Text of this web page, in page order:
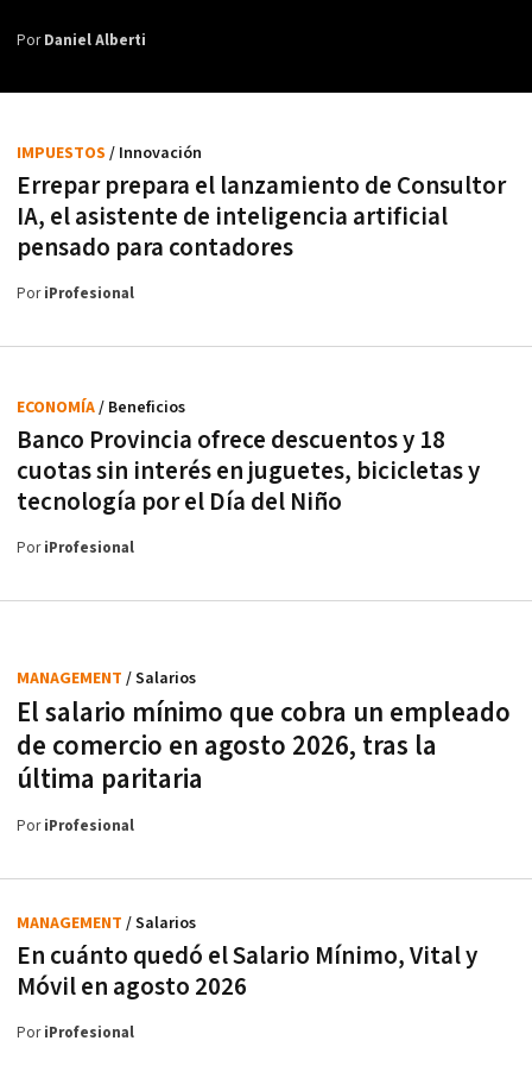
PorDaniel Alberti
Errepar prepara el lanzamiento de Consultor
IA, el asistente de inteligencia artificial
pensado para contadores
IMPUESTOS / Innovación
PoriProfesional
Banco Provincia ofrece descuentos y 18
cuotas sin interés en juguetes, bicicletas y
tecnología por el Día del Niño
ECONOMÍA/ Beneficios
PoriProfesional
El salario mínimo que cobra un empleado
de comercio en agosto 2026, tras la
última paritaria
MANAGEMENT / Salarios
PoriProfesional
En cuánto quedó el Salario Mínimo, Vital y
Móvil en agosto 2026
MANAGEMENT / Salarios
PoriProfesional